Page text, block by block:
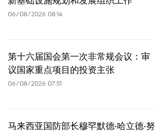
06/08/2026 08:14
第十六届国会第一次非常规会议：审
议国家重点项目的投资主张
06/08/2026 07:51
马来西亚国防部长穆罕默德·哈立德·努